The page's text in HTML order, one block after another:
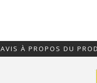
AVIS À PROPOS DU